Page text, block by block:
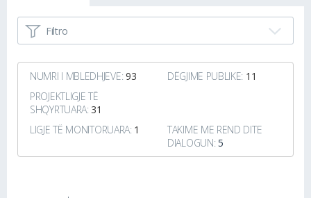
Filtro
NUMRI I MBLEDHJEVE: 93 DËGJIME PUBLIKE: 11
PROJEKTLIGJE TË
SHQYRTUARA: 31
LIGJE TË MONITORUARA: 1
TAKIME ME REND DITE
DIALOGUN: 5